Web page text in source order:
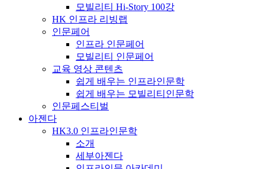
모빌리티 Hi-Story 100강
HK 인프라 리빙랩
인문페어
인프라 인문페어
모빌리티 인문페어
교육 영상 콘텐츠
쉽게 배우는 인프라인문학
쉽게 배우는 모빌리티인문학
인문페스티벌
아젠다
HK3.0 인프라인문학
소개
세부아젠다